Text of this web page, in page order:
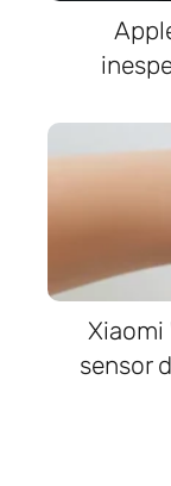
Xiaomi
sensor